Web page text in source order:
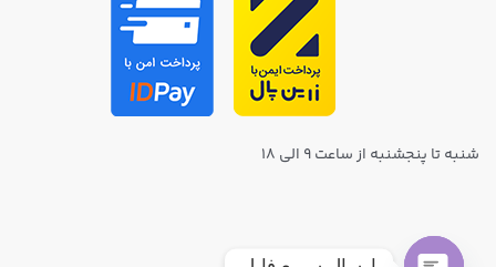
شنبه تا پنجشنبه از ساعت ۹ الی ۱۸